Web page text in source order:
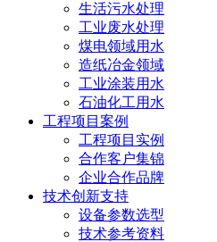
生活污水处理
工业废水处理
煤电领域用水
造纸冶金领域
工业涂装用水
石油化工用水
工程项目案例
工程项目实例
合作客户集锦
企业合作品牌
技术创新支持
设备参数选型
技术参考资料